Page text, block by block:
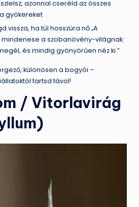
azonnal cseréld az összes
gyökereket
vissza, ha túl hosszúra nő „A
a szobanövény-világnak:
és mindig gyönyörűen néz ki.”
különösen a bogyói –
tartsd távol!
/ Vitorlavirág